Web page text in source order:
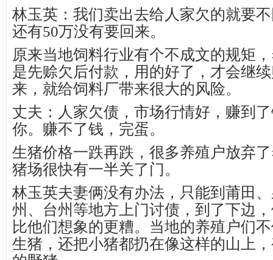
林玉英：我们卖出去给人家欠的就要
还有50万没有要回来。
原来当地饲料行业有个不成文的规矩
是先赊欠后付款，用的好了，才会继
来，就给饲料厂带来很大的风险。
丈夫：人家欠债，市场行情好，赚到
你。赚不了钱，完蛋。
生猪价格一跌再跌，很多养殖户放弃
猪场很快有一半关了门。
林玉英夫妻俩没有办法，只能到莆田
州、台州等地方上门讨债，到了下边
比他们想象的更糟。当地的养殖户们
生猪，还把小猪都扔在像这样的山上